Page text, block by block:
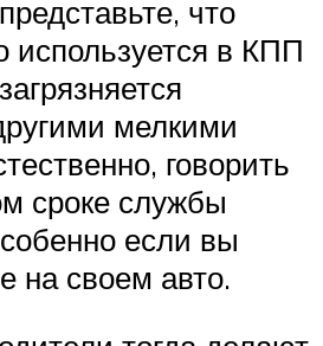
что
используется в КПП
мелкими
говорить
сроке службы
если вы
на своем авто.